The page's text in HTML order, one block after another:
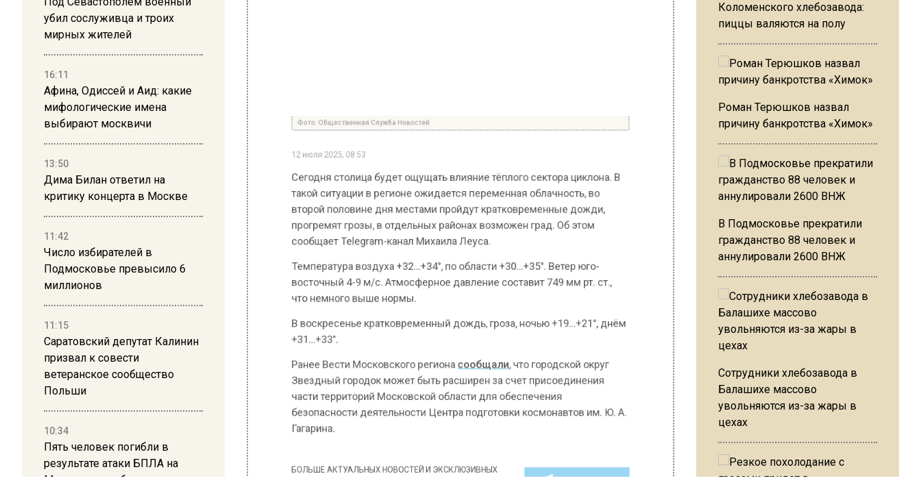
убил сослуживца и троих
мирных жителей
16:11
Афина, Одиссей и Аид: какие
мифологические имена
выбирают москвичи
13:50
Дима Билан ответил на
критику концерта в Москве
11:42
Число избирателей в
Подмосковье превысило 6
миллионов
11:15
Саратовский депутат Калинин
призвал к совести
ветеранское сообщество
Польши
10:34
Пять человек погибли в
результате атаки БПЛА на
Московскую область
12 июля 2025, 08:53
Сегодня столица будет ощущать влияние тёплого сектора циклона. В
такой ситуации в регионе ожидается переменная облачность, во
второй половине дня местами пройдут кратковременные дожди,
прогремят грозы, в отдельных районах возможен град. Об этом
сообщает Telegram-канал Михаила Леуса.
Температура воздуха +32…+34°, по области +30…+35°. Ветер юго-
восточный 4-9 м/с. Атмосферное давление составит 749 мм рт. ст.,
что немного выше нормы.
В воскресенье кратковременный дождь, гроза, ночью +19…+21°, днём
Ранее Вести Московского регионасообщали, что городской округ
Звездный городок может быть расширен за счет присоединения
части территорий Московской области для обеспечения
безопасности деятельности Центра подготовки космонавтов им. Ю. А.
Коломенского хлебозавода:
пиццы валяются на полу
Роман Терюшков назвал
причину банкротства «Химок»
В Подмосковье прекратили
гражданство 88 человек и
аннулировали 2600 ВНЖ
Сотрудники хлебозавода в
Балашихе массово
увольняются из-за жары в
цехах